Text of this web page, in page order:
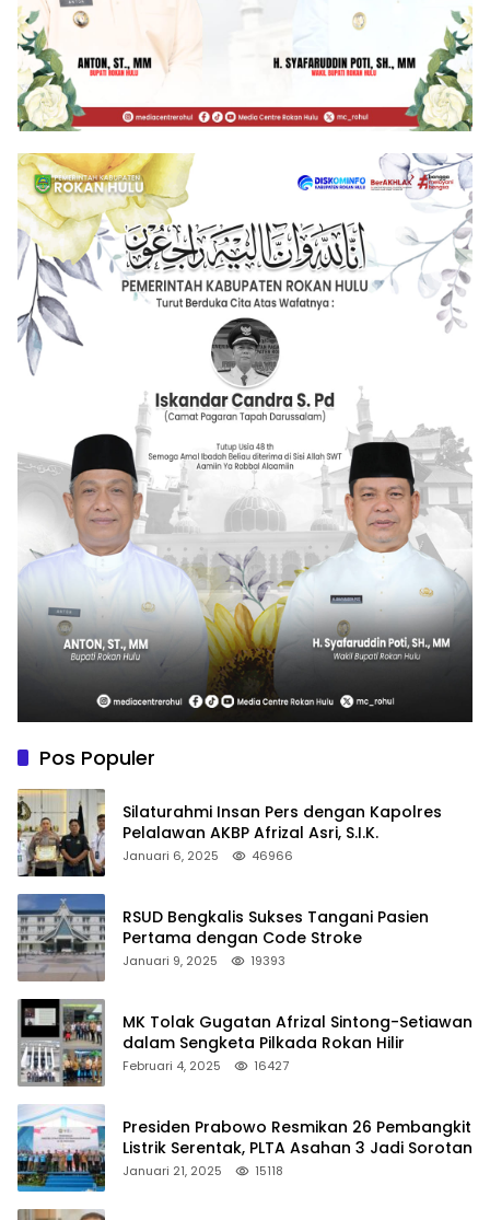
Pos Populer
Silaturahmi Insan Pers dengan Kapolres
Pelalawan AKBP Afrizal Asri, S.I.K.
Januari 6, 2025 46966
RSUD Bengkalis Sukses Tangani Pasien
Pertama dengan Code Stroke
Januari 9, 2025 19393
MK Tolak Gugatan Afrizal Sintong-Setiawan
dalam Sengketa Pilkada Rokan Hilir
Februari 4, 2025 16427
Presiden Prabowo Resmikan 26 Pembangkit
Listrik Serentak, PLTA Asahan 3 Jadi Sorotan
Januari 21, 2025 15118